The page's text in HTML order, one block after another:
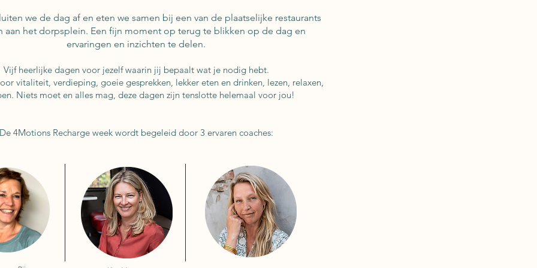
we de dag af en eten we samen bij een van de plaatselijke restaurants
aan het dorpsplein. Een fijn moment op terug te blikken op de dag en
ervaringen en inzichten te delen.
Vijf heerlijke dagen voor jezelf waarin jij bepaalt wat je nodig hebt.
vitaliteit, verdieping, goeie gesprekken, lekker eten en drinken, lezen, relaxen,
Niets moet en alles mag, deze dagen zijn tenslotte helemaal voor jou!
4Motions Recharge week wordt begeleid door 3 ervaren coaches: